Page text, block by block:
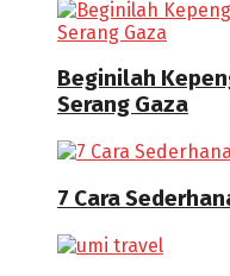
Beginilah
Serang Gaza
7 Cara